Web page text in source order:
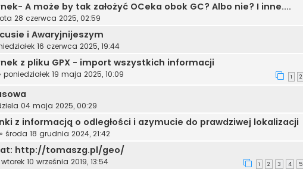
A może by tak założyć OCeka obok GC? Albo nie? I inne....
28 czerwca 2025, 02:59
i Awaryjnijeszym
16 czerwca 2025, 19:44
z pliku GPX - import wszystkich informacji
poniedziałek 19 maja 2025, 10:09 1 2
04 maja 2025, 00:29
z informacją o odległości i azymucie do prawdziwej lokalizacji
» środa 18 grudnia 2024, 21:42
http://tomaszg.pl/geo/
wtorek 10 września 2019, 13:54 1 2 3 4 5